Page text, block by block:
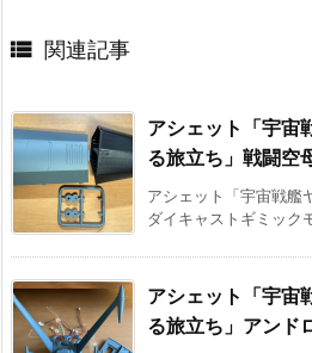
 関連記事
アシェット「宇宙
る旅立ち」戦闘空
アシェット「宇宙戦艦
ダイキャストギミック
アシェット「宇宙
る旅立ち」アンド